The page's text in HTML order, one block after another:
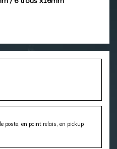
poste, en point relais, en pickup